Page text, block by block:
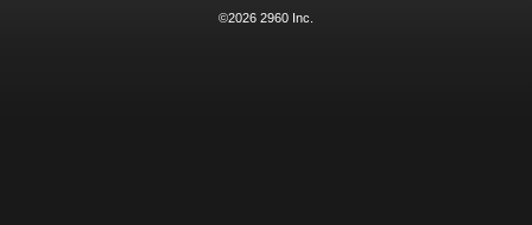
©2026 2960 Inc.